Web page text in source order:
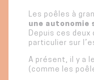
Les poêles à
une autonomie
Depuis ces
particulier sur
A présent, il y a
(comme les